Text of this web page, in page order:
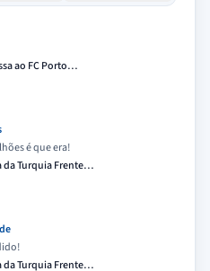
ao FC Porto…
é que era!
da Turquia Frente…
da Turquia Frente…